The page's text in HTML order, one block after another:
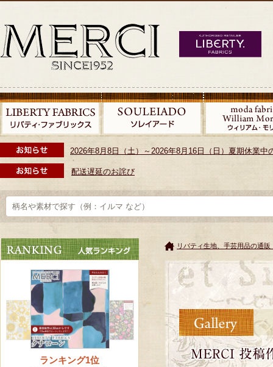
2026年8月8日（土）～2026年8月16日（日）夏期休業中
配送遅延のお詫び
リバティ生地、手芸用品の通